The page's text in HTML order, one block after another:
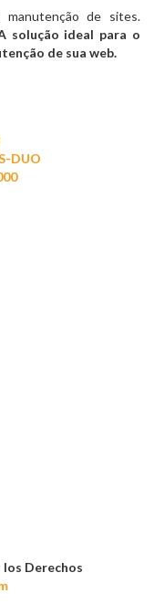
manutenção de sites.
solução ideal para o
de sua web.
DUO
Derechos